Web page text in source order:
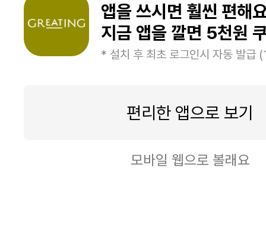
앱을 쓰시면 훨씬 편해
지금 앱을 깔면 5천원
* 설치 후 최초 로그인시 자동 발급
편리한 앱으로 보기
모바일 웹으로 볼래요